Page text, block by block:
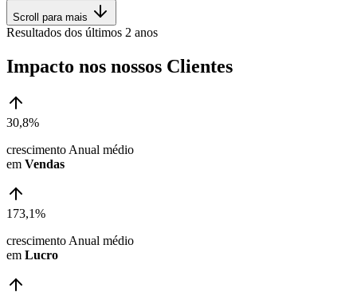
Scroll para mais
Resultados dos últimos 2 anos
Impacto nos nossos Clientes
30,8%
crescimento Anual médio
em Vendas
173,1%
crescimento Anual médio
em Lucro